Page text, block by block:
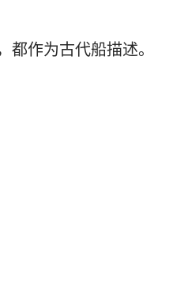
作为古代船描述。